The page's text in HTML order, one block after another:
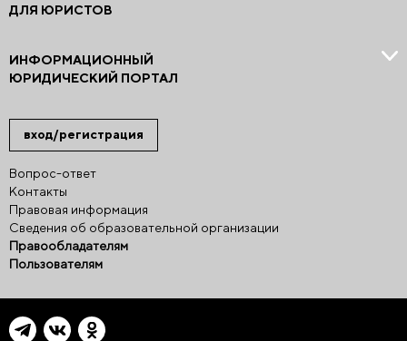
вход/регистрация
Вопрос-ответ
Контакты
Правовая информация
Сведения об образовательной организации
Правообладателям
Пользователям
ДЛЯ ЮРИСТОВ
ИНФОРМАЦИОННЫЙ
ЮРИДИЧЕСКИЙ ПОРТАЛ